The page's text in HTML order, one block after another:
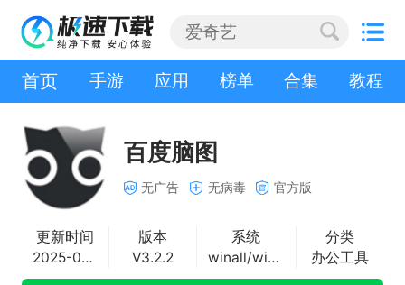
首页 手游 应用 榜单 合集 教程
百度脑图
无广告 无病毒 官方版
更新时间
2025-08-22
版本
V3.2.2
系统
winall/win7/win10/win11
分类
办公工具